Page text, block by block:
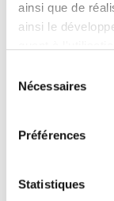
ainsi que de
ainsi le
tout moment en
cookies ou en
Si vous le
Nécessaires
Préférences
Statistiques